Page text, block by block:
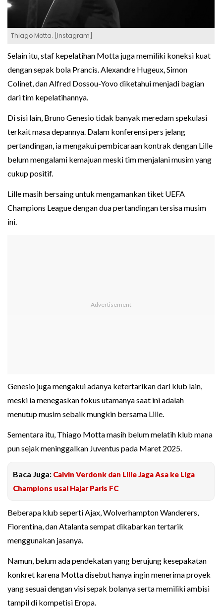
Thiago Motta. [Instagram]
Selain itu, staf kepelatihan Motta juga memiliki koneksi kuat
dengan sepak bola Prancis. Alexandre Hugeux, Simon
Colinet, dan Alfred Dossou-Yovo diketahui menjadi bagian
dari tim kepelatihannya.
Di sisi lain, Bruno Genesio tidak banyak meredam spekulasi
terkait masa depannya. Dalam konferensi pers jelang
pertandingan, ia mengakui pembicaraan kontrak dengan Lille
belum mengalami kemajuan meski tim menjalani musim yang
cukup positif.
Lille masih bersaing untuk mengamankan tiket UEFA
Champions League dengan dua pertandingan tersisa musim
ini.
Genesio juga mengakui adanya ketertarikan dari klub lain,
meski ia menegaskan fokus utamanya saat ini adalah
menutup musim sebaik mungkin bersama Lille.
Sementara itu, Thiago Motta masih belum melatih klub mana
pun sejak meninggalkan Juventus pada Maret 2025.
Baca Juga: Calvin Verdonk dan Lille Jaga Asa ke Liga
Champions usai Hajar Paris FC
Beberapa klub seperti Ajax, Wolverhampton Wanderers,
Fiorentina, dan Atalanta sempat dikabarkan tertarik
menggunakan jasanya.
Namun, belum ada pendekatan yang berujung kesepakatan
konkret karena Motta disebut hanya ingin menerima proyek
yang sesuai dengan visi sepak bolanya serta memiliki ambisi
tampil di kompetisi Eropa.